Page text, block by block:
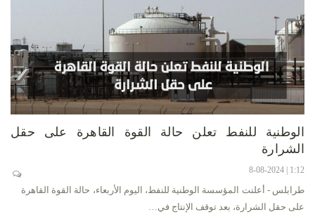
الوطنية للنفط تعلن حالة القوة القاهرة على حقل
الشرارة
1:12 | 8-08-2024
طرابلس - أعلنت المؤسسة الوطنية للنفط، اليوم الأربعاء، حالة القوة القاهرة
على حقل الشرارة، بعد توقف الإنتاج في…